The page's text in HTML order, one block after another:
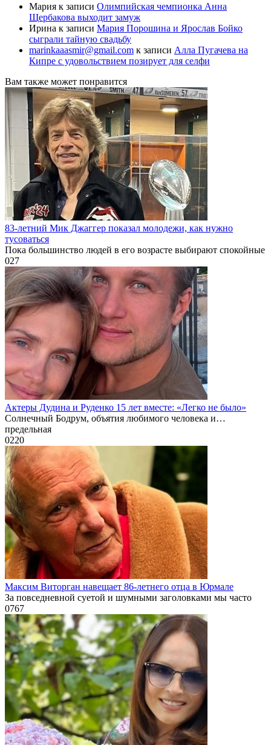
Мария к записи Олимпийская чемпионка Анна
Щербакова выходит замуж
Ирина к записи Мария Порошина и Ярослав Бойко
сыграли тайную свадьбу
marinkaaasmir@gmail.com к записи Алла Пугачева на
Кипре с удовольствием позирует для селфи
Вам также может понравится
83-летний Мик Джаггер показал молодежи, как нужно
тусоваться
Пока большинство людей в его возрасте выбирают спокойные
027
Актеры Дудина и Руденко 15 лет вместе: «Легко не было»
Солнечный Бодрум, объятия любимого человека и…
предельная
0220
Максим Виторган навещает 86-летнего отца в Юрмале
За повседневной суетой и шумными заголовками мы часто
0767